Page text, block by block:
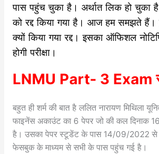
पास पहुंच चुका है। अर्थात लिक हो
को रद्द किया गया है। आज हम समझते हैं।
क्यों किया गया रद्द। इसका ऑफिशल
होगी परीक्षा।
LNMU Part- 3 Exam
बहुत ही शर्म की बात है ललित नारायण मिथिला
फाइनेंस अकाउंट का 6 पेपर जो की कल दिनाक
है। उसका पेपर स्टूडेंट के पास 14/09/2022 से
फेसबुक के माध्यम से सभी के पास पहुंच गई है।